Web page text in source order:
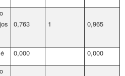
0,763 1 0,965
0,000 0,000